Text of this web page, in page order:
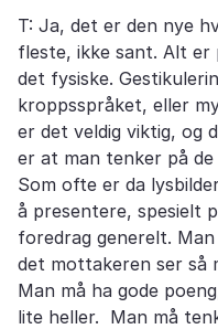
T: Ja, det er den nye
fleste, ikke sant. Alt
det fysiske.
kroppsspråket, eller
er det veldig viktig, og
er at man tenker på de
Som ofte er da
å presentere, spesielt
foredrag generelt.
det mottakeren ser så
Man må ha gode
lite heller. Man må